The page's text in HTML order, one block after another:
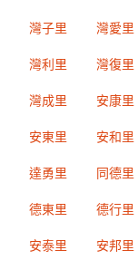
灣子里 灣愛里
灣利里 灣復里
灣成里 安康里
安東里 安和里
達勇里 同德里
德東里 德行里
安泰里 安邦里